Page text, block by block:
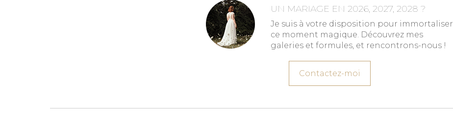
UN MARIAGE EN 2026, 2027, 2028 ?
Je suis à votre disposition pour immortaliser
ce moment magique. Découvrez mes
galeries et formules, et rencontrons-nous !
Contactez-moi